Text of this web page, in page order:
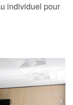
individuel pour